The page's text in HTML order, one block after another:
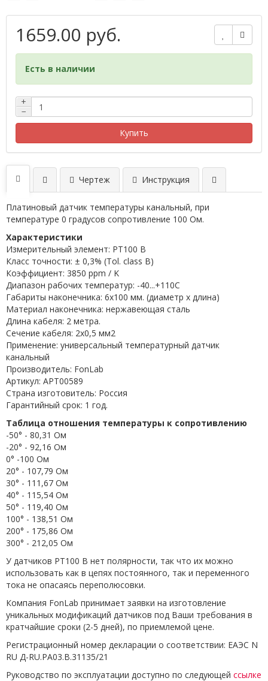
1659.00 руб.
Есть в наличии
+
−
Купить
Чертеж Инструкция
Платиновый датчик температуры канальный, при
температуре 0 градусов сопротивление 100 Ом.
Характеристики
Измерительный элемент: PT100 B
Класс точности: ± 0,3% (Tol. class B)
Коэффициент: 3850 ppm / K
Диапазон рабочих температур: -40...+110C
Габариты наконечника: 6x100 мм. (диаметр х длина)
Материал наконечника: нержавеющая сталь
Длина кабеля: 2 метра.
Сечение кабеля: 2x0,5 мм2
Применение: универсальный температурный датчик
канальный
Производитель: FonLab
Артикул: APT00589
Страна изготовитель: Россия
Гарантийный срок: 1 год.
Таблица отношения температуры к сопротивлению
-50° - 80,31 Ом
-20° - 92,16 Ом
0° -100 Ом
20° - 107,79 Ом
30° - 111,67 Ом
40° - 115,54 Ом
50° - 119,40 Ом
100° - 138,51 Ом
200° - 175,86 Ом
300° - 212,05 Ом
У датчиков PT100 B нет полярности, так что их можно
использовать как в цепях постоянного, так и переменного
тока не опасаясь переполюсовки.
Компания FonLab принимает заявки на изготовление
уникальных модификаций датчиков под Ваши требования в
кратчайшие сроки (2-5 дней), по приемлемой цене.
Регистрационный номер декларации о соответствии: ЕАЭС N
RU Д-RU.РА03.В.31135/21
Руководство по эксплуатации доступно по следующей ссылке